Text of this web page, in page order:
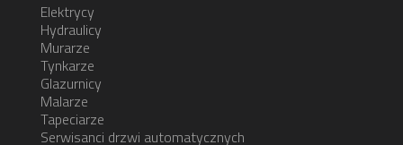
Elektrycy
Hydraulicy
Murarze
Tynkarze
Glazurnicy
Malarze
Tapeciarze
Serwisanci drzwi automatycznych